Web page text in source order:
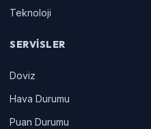
Teknoloji
SERVISLER
Doviz
Hava Durumu
Puan Durumu